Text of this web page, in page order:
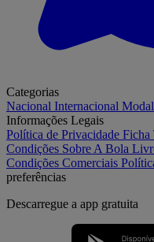
Categorias
Nacional Internacional
Informações Legais
Política de Privacidade Ficha
Condições Sobre A Bola
Condições Comerciais
preferências
Descarregue a app gratuita